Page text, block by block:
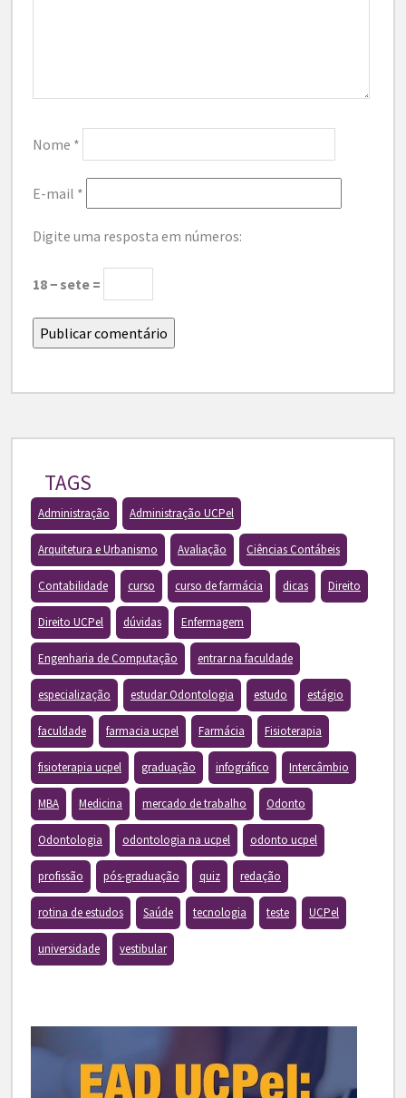
Nome *
E-mail *
Digite uma resposta em números:
18 − sete =
TAGS
Administração Administração UCPel
Arquitetura e Urbanismo Avaliação Ciências Contábeis
Contabilidade curso curso de farmácia dicas Direito
Direito UCPel dúvidas Enfermagem
Engenharia de Computação entrar na faculdade
especialização estudar Odontologia estudo estágio
faculdade farmacia ucpel Farmácia Fisioterapia
fisioterapia ucpel graduação infográfico Intercâmbio
MBA Medicina mercado de trabalho Odonto
Odontologia odontologia na ucpel odonto ucpel
profissão pós-graduação quiz redação
rotina de estudos Saúde tecnologia teste UCPel
universidade vestibular